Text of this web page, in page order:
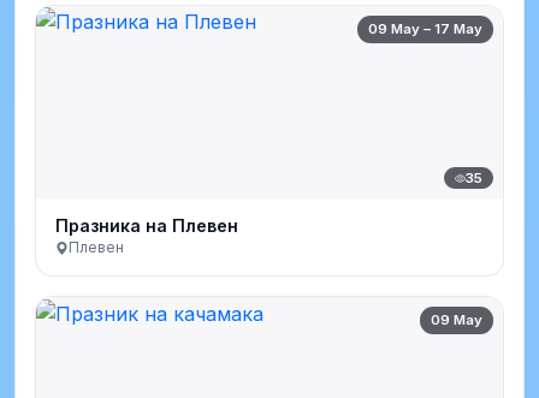
09 May – 17 May
35
Празника на Плевен
Плевен
09 May